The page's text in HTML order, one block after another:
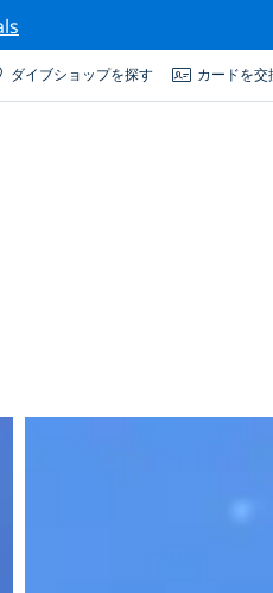
ダイブショップを探す カードを交